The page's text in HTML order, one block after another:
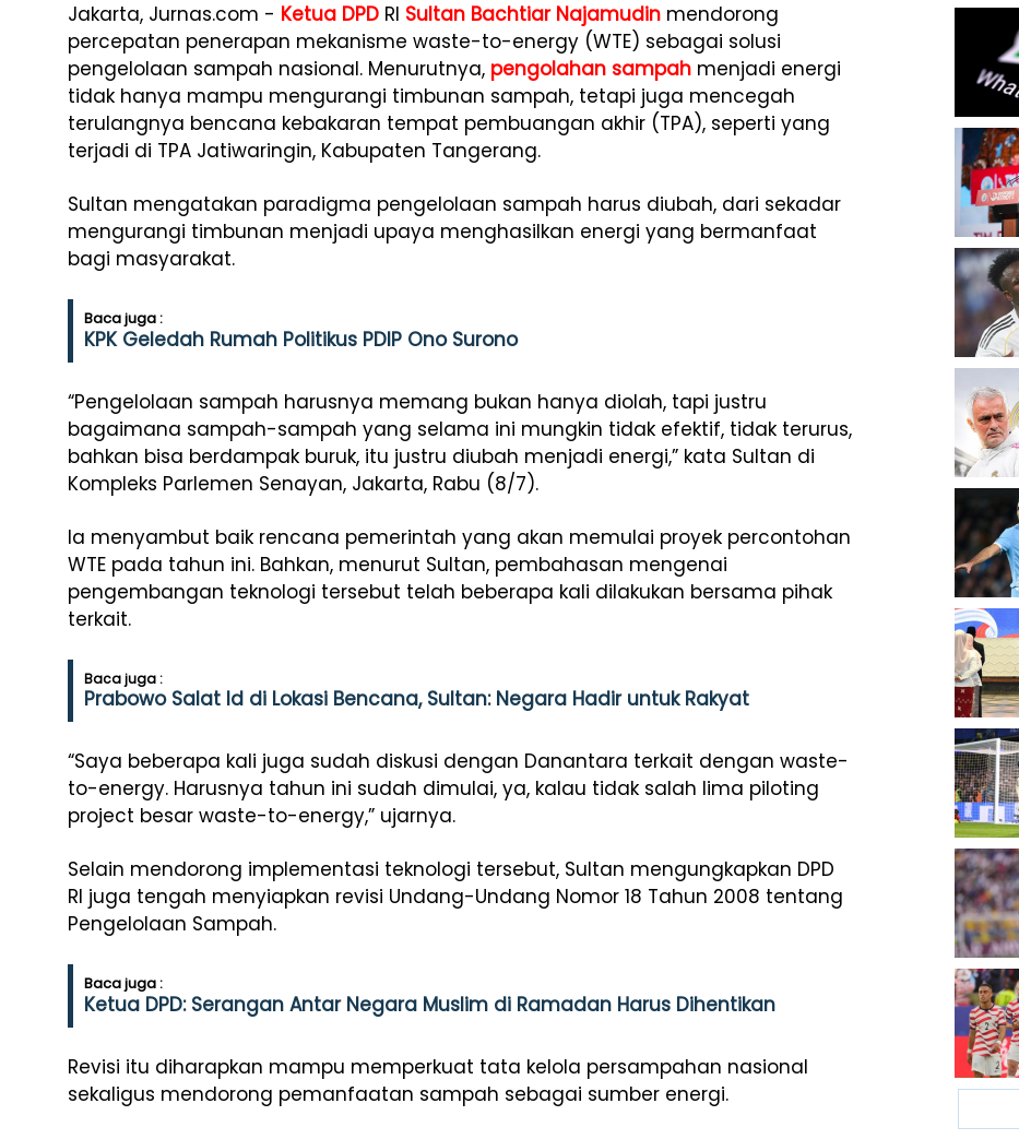
Jakarta, Jurnas.com - Ketua DPD RI Sultan Bachtiar Najamudin mendorong
percepatan penerapan mekanisme waste-to-energy (WTE) sebagai solusi
pengelolaan sampah nasional. Menurutnya, pengolahan sampah menjadi energi
tidak hanya mampu mengurangi timbunan sampah, tetapi juga mencegah
terulangnya bencana kebakaran tempat pembuangan akhir (TPA), seperti yang
terjadi di TPA Jatiwaringin, Kabupaten Tangerang.
Sultan mengatakan paradigma pengelolaan sampah harus diubah, dari sekadar
mengurangi timbunan menjadi upaya menghasilkan energi yang bermanfaat
bagi masyarakat.
Baca juga :
KPK Geledah Rumah Politikus PDIP Ono Surono
“Pengelolaan sampah harusnya memang bukan hanya diolah, tapi justru
bagaimana sampah-sampah yang selama ini mungkin tidak efektif, tidak terurus,
bahkan bisa berdampak buruk, itu justru diubah menjadi energi,” kata Sultan di
Kompleks Parlemen Senayan, Jakarta, Rabu (8/7).
Ia menyambut baik rencana pemerintah yang akan memulai proyek percontohan
WTE pada tahun ini. Bahkan, menurut Sultan, pembahasan mengenai
pengembangan teknologi tersebut telah beberapa kali dilakukan bersama pihak
terkait.
Baca juga :
Prabowo Salat Id di Lokasi Bencana, Sultan: Negara Hadir untuk Rakyat
“Saya beberapa kali juga sudah diskusi dengan Danantara terkait dengan waste-
to-energy. Harusnya tahun ini sudah dimulai, ya, kalau tidak salah lima piloting
project besar waste-to-energy,” ujarnya.
Selain mendorong implementasi teknologi tersebut, Sultan mengungkapkan DPD
RI juga tengah menyiapkan revisi Undang-Undang Nomor 18 Tahun 2008 tentang
Pengelolaan Sampah.
Baca juga :
Ketua DPD: Serangan Antar Negara Muslim di Ramadan Harus Dihentikan
Revisi itu diharapkan mampu memperkuat tata kelola persampahan nasional
sekaligus mendorong pemanfaatan sampah sebagai sumber energi.